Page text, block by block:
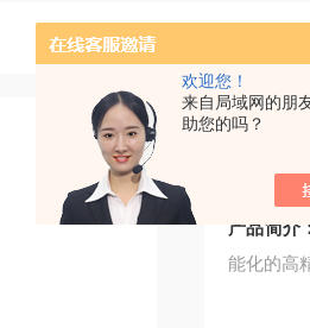
欢迎您！
来自局域网的朋
助您的吗？
梅
产品简介
能化的高